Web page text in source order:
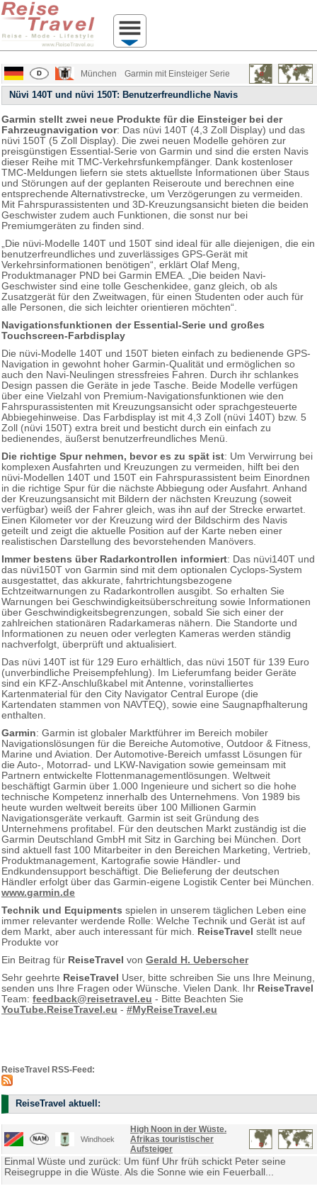
München Garmin mit Einsteiger Serie
Nüvi 140T und nüvi 150T: Benutzerfreundliche Navis
Garmin stellt zwei neue Produkte für die Einsteiger bei der
Fahrzeugnavigation vor: Das nüvi 140T (4,3 Zoll Display) und das
nüvi 150T (5 Zoll Display). Die zwei neuen Modelle gehören zur
preisgünstigen Essential-Serie von Garmin und sind die ersten Navis
dieser Reihe mit TMC-Verkehrsfunkempfänger. Dank kostenloser
TMC-Meldungen liefern sie stets aktuellste Informationen über Staus
und Störungen auf der geplanten Reiseroute und berechnen eine
entsprechende Alternativstrecke, um Verzögerungen zu vermeiden.
Mit Fahrspurassistenten und 3D-Kreuzungsansicht bieten die beiden
Geschwister zudem auch Funktionen, die sonst nur bei
Premiumgeräten zu finden sind.
„Die nüvi-Modelle 140T und 150T sind ideal für alle diejenigen, die ein
benutzerfreundliches und zuverlässiges GPS-Gerät mit
Verkehrsinformationen benötigen“, erklärt Olaf Meng,
Produktmanager PND bei Garmin EMEA. „Die beiden Navi-
Geschwister sind eine tolle Geschenkidee, ganz gleich, ob als
Zusatzgerät für den Zweitwagen, für einen Studenten oder auch für
alle Personen, die sich leichter orientieren möchten“.
Navigationsfunktionen der Essential-Serie und großes
Touchscreen-Farbdisplay
Die nüvi-Modelle 140T und 150T bieten einfach zu bedienende GPS-
Navigation in gewohnt hoher Garmin-Qualität und ermöglichen so
auch den Navi-Neulingen stressfreies Fahren. Durch ihr schlankes
Design passen die Geräte in jede Tasche. Beide Modelle verfügen
über eine Vielzahl von Premium-Navigationsfunktionen wie den
Fahrspurassistenten mit Kreuzungsansicht oder sprachgesteuerte
Abbiegehinweise. Das Farbdisplay ist mit 4,3 Zoll (nüvi 140T) bzw. 5
Zoll (nüvi 150T) extra breit und besticht durch ein einfach zu
bedienendes, äußerst benutzerfreundliches Menü.
Die richtige Spur nehmen, bevor es zu spät ist: Um Verwirrung bei
komplexen Ausfahrten und Kreuzungen zu vermeiden, hilft bei den
nüvi-Modellen 140T und 150T ein Fahrspurassistent beim Einordnen
in die richtige Spur für die nächste Abbiegung oder Ausfahrt. Anhand
der Kreuzungsansicht mit Bildern der nächsten Kreuzung (soweit
verfügbar) weiß der Fahrer gleich, was ihn auf der Strecke erwartet.
Einen Kilometer vor der Kreuzung wird der Bildschirm des Navis
geteilt und zeigt die aktuelle Position auf der Karte neben einer
realistischen Darstellung des bevorstehenden Manövers.
Immer bestens über Radarkontrollen informiert: Das nüvi140T und
das nüvi150T von Garmin sind mit dem optionalen Cyclops-System
ausgestattet, das akkurate, fahrtrichtungsbezogene
Echtzeitwarnungen zu Radarkontrollen ausgibt. So erhalten Sie
Warnungen bei Geschwindigkeitsüberschreitung sowie Informationen
über Geschwindigkeitsbegrenzungen, sobald Sie sich einer der
zahlreichen stationären Radarkameras nähern. Die Standorte und
Informationen zu neuen oder verlegten Kameras werden ständig
nachverfolgt, überprüft und aktualisiert.
Das nüvi 140T ist für 129 Euro erhältlich, das nüvi 150T für 139 Euro
(unverbindliche Preisempfehlung). Im Lieferumfang beider Geräte
sind ein KFZ-Anschlußkabel mit Antenne, vorinstalliertes
Kartenmaterial für den City Navigator Central Europe (die
Kartendaten stammen von NAVTEQ), sowie eine Saugnapfhalterung
enthalten.
Garmin: Garmin ist globaler Marktführer im Bereich mobiler
Navigationslösungen für die Bereiche Automotive, Outdoor & Fitness,
Marine und Aviation. Der Automotive-Bereich umfasst Lösungen für
die Auto-, Motorrad- und LKW-Navigation sowie gemeinsam mit
Partnern entwickelte Flottenmanagementlösungen. Weltweit
beschäftigt Garmin über 1.000 Ingenieure und sichert so die hohe
technische Kompetenz innerhalb des Unternehmens. Von 1989 bis
heute wurden weltweit bereits über 100 Millionen Garmin
Navigationsgeräte verkauft. Garmin ist seit Gründung des
Unternehmens profitabel. Für den deutschen Markt zuständig ist die
Garmin Deutschland GmbH mit Sitz in Garching bei München. Dort
sind aktuell fast 100 Mitarbeiter in den Bereichen Marketing, Vertrieb,
Produktmanagement, Kartografie sowie Händler- und
Endkundensupport beschäftigt. Die Belieferung der deutschen
Händler erfolgt über das Garmin-eigene Logistik Center bei München.
www.garmin.de
Technik und Equipments spielen in unserem täglichen Leben eine
immer relevanter werdende Rolle: Welche Technik und Gerät ist auf
dem Markt, aber auch interessant für mich. ReiseTravel stellt neue
Produkte vor
Ein Beitrag für ReiseTravel von Gerald H. Ueberscher
Sehr geehrte ReiseTravel User, bitte schreiben Sie uns Ihre Meinung,
senden uns Ihre Fragen oder Wünsche. Vielen Dank. Ihr ReiseTravel
Team: feedback@reisetravel.eu - Bitte Beachten Sie
YouTube.ReiseTravel.eu - #MyReiseTravel.eu
ReiseTravel RSS-Feed:
ReiseTravel aktuell:
Windhoek
High Noon in der Wüste.
Afrikas touristischer
Aufsteiger
Einmal Wüste und zurück: Um fünf Uhr früh schickt Peter seine
Reisegruppe in die Wüste. Als die Sonne wie ein Feuerball...